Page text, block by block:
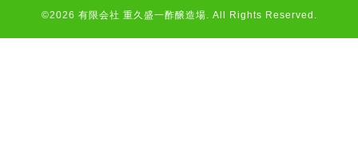
©2026 有限会社 重久盛一酢醸造場. All Rights Reserved.